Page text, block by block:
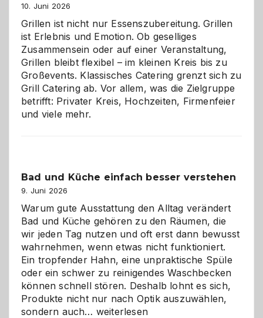
10. Juni 2026
Grillen ist nicht nur Essenszubereitung. Grillen
ist Erlebnis und Emotion. Ob geselliges
Zusammensein oder auf einer Veranstaltung,
Grillen bleibt flexibel – im kleinen Kreis bis zu
Großevents. Klassisches Catering grenzt sich zu
Grill Catering ab. Vor allem, was die Zielgruppe
betrifft: Privater Kreis, Hochzeiten, Firmenfeier
und viele mehr.
Bad und Küche einfach besser verstehen
9. Juni 2026
Warum gute Ausstattung den Alltag verändert
Bad und Küche gehören zu den Räumen, die
wir jeden Tag nutzen und oft erst dann bewusst
wahrnehmen, wenn etwas nicht funktioniert.
Ein tropfender Hahn, eine unpraktische Spüle
oder ein schwer zu reinigendes Waschbecken
können schnell stören. Deshalb lohnt es sich,
Produkte nicht nur nach Optik auszuwählen,
sondern auch… Bad
weiterlesen